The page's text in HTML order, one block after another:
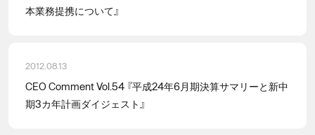
本業務提携について』
2012.08.13
CEO Comment Vol.54 『平成24年6月期決算サマリーと新中
期3カ年計画ダイジェスト』